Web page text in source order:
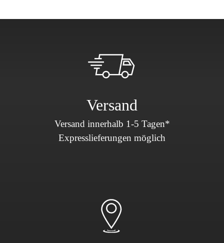
Versand
Versand innerhalb 1-5 Tagen*
Expresslieferungen möglich